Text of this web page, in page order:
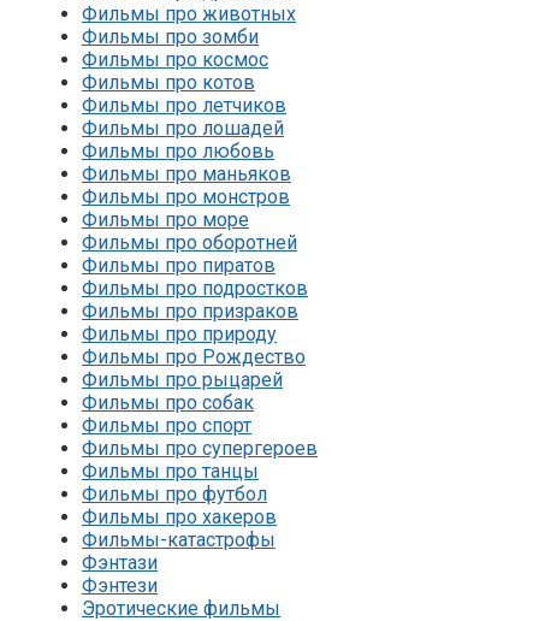
Фильмы про животных
Фильмы про зомби
Фильмы про космос
Фильмы про котов
Фильмы про летчиков
Фильмы про лошадей
Фильмы про любовь
Фильмы про маньяков
Фильмы про монстров
Фильмы про море
Фильмы про оборотней
Фильмы про пиратов
Фильмы про подростков
Фильмы про призраков
Фильмы про природу
Фильмы про Рождество
Фильмы про рыцарей
Фильмы про собак
Фильмы про спорт
Фильмы про супергероев
Фильмы про танцы
Фильмы про футбол
Фильмы про хакеров
Фильмы-катастрофы
Фэнтази
Фэнтези
Эротические фильмы